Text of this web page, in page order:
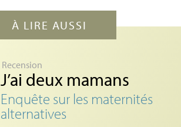
À LIRE AUSSI
Recension
J’ai deux mamans
Enquête sur les maternités
alternatives